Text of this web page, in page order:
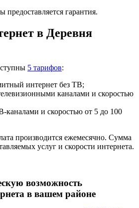
гарантия.
в Деревня
5 тарифов:
интернет без ТВ;
каналами и скоростью
каналами и скоростью от 5 до 100
производится ежемесячно. Сумма
услуг и скорости интернета.
возможность
в вашем районе